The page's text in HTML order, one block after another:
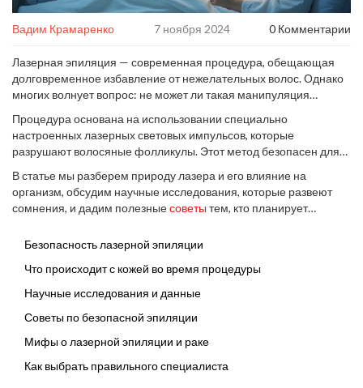
Вадим Крамаренко 7 ноября 2024 0 Комментарии
Лазерная эпиляция — современная процедура, обещающая
долговременное избавление от нежелательных волос. Однако
многих волнует вопрос: не может ли такая манипуляция
лазера и изучить научные данные на этот счет.
Процедура основана на использовании специально
настроенных лазерных световых импульсов, которые
разрушают волосяные фолликулы. Этот метод безопасен для
эпидермиса, где может возникнуть вред.
В статье мы разберем природу лазера и его влияние на
организм, обсудим научные исследования, которые развеют
сомнения, и дадим полезныесоветы тем, кто планирует
распрощайтесь с мифами о лазерной эпиляции с
Безопасность лазерной эпиляции
Что происходит с кожей во время процедуры
Научные исследования и данные
Советы по безопасной эпиляции
Мифы о лазерной эпиляции и раке
Как выбрать правильного специалиста